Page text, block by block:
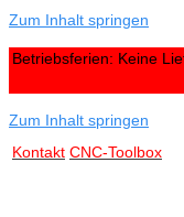
Zum Inhalt springen
Betriebsferien: Keine
Zum Inhalt springen
Kontakt CNC-Toolbox